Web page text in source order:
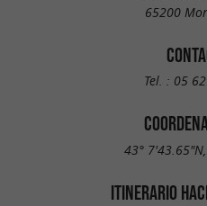
65200
Tel. : 05
43°
ITINERARIO